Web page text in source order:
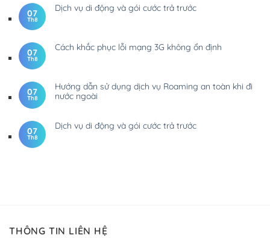
07
Th8
Dịch vụ di động và gói cước trả trước
07
Th8
Cách khắc phục lỗi mạng 3G không ổn định
07
Th8
Hướng dẫn sử dụng dịch vụ Roaming an toàn khi đi
nước ngoài
07
Th8
Dịch vụ di động và gói cước trả trước
THÔNG TIN LIÊN HỆ